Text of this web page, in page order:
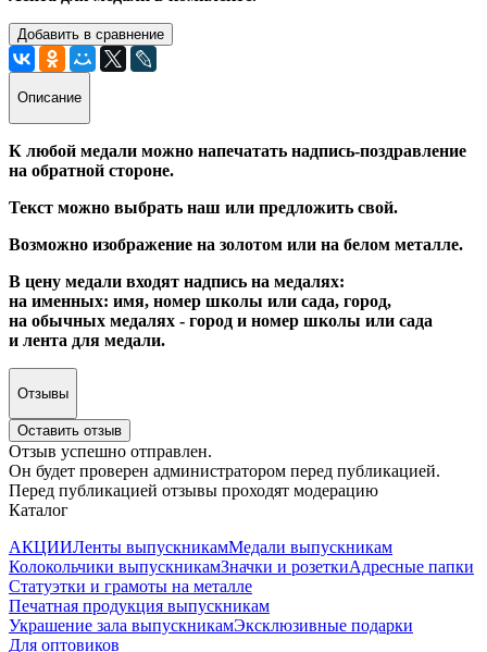
Добавить в сравнение
Описание
К любой медали можно напечатать надпись-поздравление
на обратной стороне.
Текст можно выбрать наш или предложить свой.
Возможно изображение на золотом или на белом металле.
В цену медали входят надпись на медалях:
на именных: имя, номер школы или сада, город,
на обычных медалях - город и номер школы или сада
и лента для медали.
Отзывы
Оставить отзыв
Отзыв успешно отправлен.
Он будет проверен администратором перед публикацией.
Перед публикацией отзывы проходят модерацию
Каталог
АКЦИИЛенты выпускникамМедали выпускникам
Колокольчики выпускникамЗначки и розеткиАдресные папки
Статуэтки и грамоты на металле
Печатная продукция выпускникам
Украшение зала выпускникамЭксклюзивные подарки
Для оптовиков